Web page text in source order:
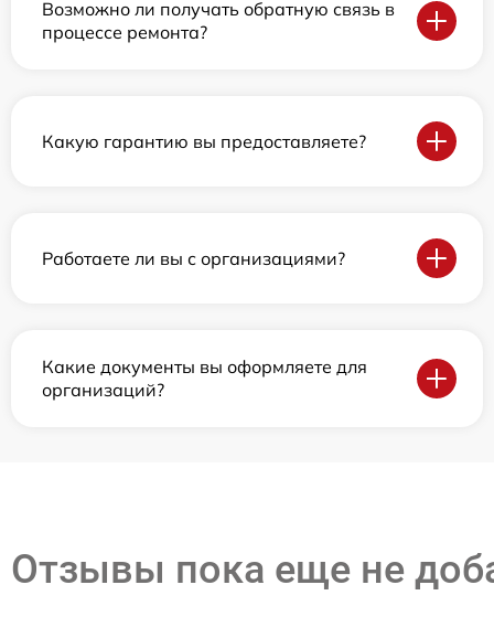
Возможно ли получать обратную связь в
процессе ремонта?
Какую гарантию вы предоставляете?
Работаете ли вы с организациями?
Какие документы вы оформляете для
организаций?
Отзывы пока еще не